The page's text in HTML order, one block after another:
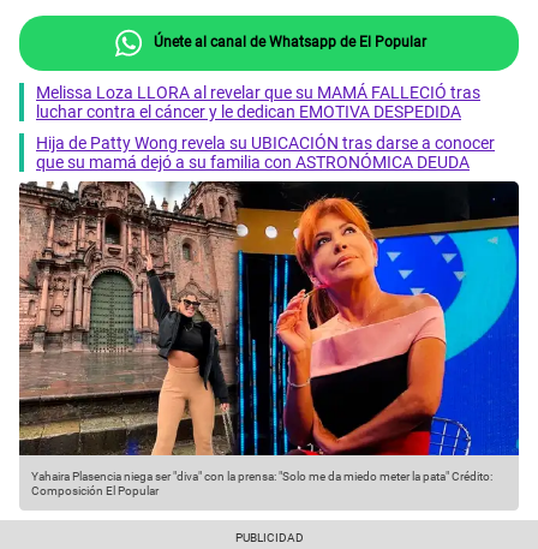
Únete al canal de Whatsapp de El Popular
Melissa Loza LLORA al revelar que su MAMÁ FALLECIÓ tras
luchar contra el cáncer y le dedican EMOTIVA DESPEDIDA
Hija de Patty Wong revela su UBICACIÓN tras darse a conocer
que su mamá dejó a su familia con ASTRONÓMICA DEUDA
Yahaira Plasencia niega ser "diva" con la prensa: "Solo me da miedo meter la pata"Crédito:
Composición El Popular